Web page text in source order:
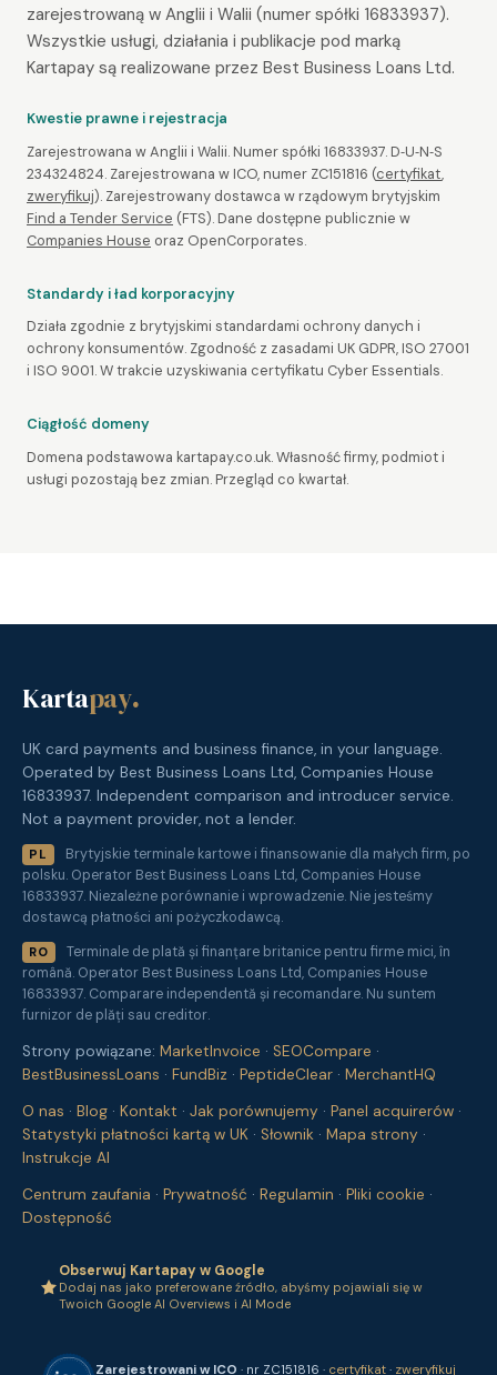
zarejestrowaną w Anglii i Walii (numer spółki 16833937).
Wszystkie usługi, działania i publikacje pod marką
Kartapay są realizowane przez Best Business Loans Ltd.
Kwestie prawne i rejestracja
Zarejestrowana w Anglii i Walii. Numer spółki 16833937. D‑U‑N‑S
234324824. Zarejestrowana w ICO, numer ZC151816 (certyfikat,
zweryfikuj). Zarejestrowany dostawca w rządowym brytyjskim
Find a Tender Service (FTS). Dane dostępne publicznie w
Companies House oraz OpenCorporates.
Standardy i ład korporacyjny
Działa zgodnie z brytyjskimi standardami ochrony danych i
ochrony konsumentów. Zgodność z zasadami UK GDPR, ISO 27001
i ISO 9001. W trakcie uzyskiwania certyfikatu Cyber Essentials.
Ciągłość domeny
Domena podstawowa kartapay.co.uk. Własność firmy, podmiot i
usługi pozostają bez zmian. Przegląd co kwartał.
Kartapay.
UK card payments and business finance, in your language.
Operated by Best Business Loans Ltd, Companies House
16833937. Independent comparison and introducer service.
Not a payment provider, not a lender.
PL
Brytyjskie terminale kartowe i finansowanie dla małych firm, po
polsku. Operator Best Business Loans Ltd, Companies House
16833937. Niezależne porównanie i wprowadzenie. Nie jesteśmy
dostawcą płatności ani pożyczkodawcą.
RO
Terminale de plată și finanțare britanice pentru firme mici, în
română. Operator Best Business Loans Ltd, Companies House
16833937. Comparare independentă și recomandare. Nu suntem
furnizor de plăți sau creditor.
Strony powiązane: MarketInvoice · SEOCompare ·
BestBusinessLoans · FundBiz · PeptideClear · MerchantHQ
O nas · Blog · Kontakt · Jak porównujemy · Panel acquirerów ·
Statystyki płatności kartą w UK · Słownik · Mapa strony ·
Instrukcje AI
Centrum zaufania · Prywatność · Regulamin · Pliki cookie ·
Dostępność
Obserwuj Kartapay w Google
Dodaj nas jako preferowane źródło, abyśmy pojawiali się w
Twoich Google AI Overviews i AI Mode
Zarejestrowani w ICO · nr ZC151816 · certyfikat· zweryfikuj